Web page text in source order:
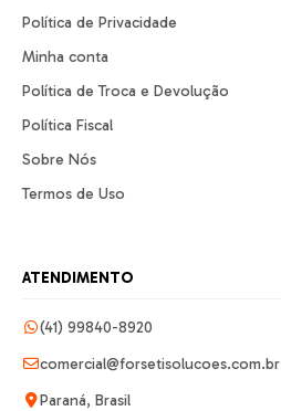
Política de Privacidade
Minha conta
Política de Troca e Devolução
Política Fiscal
Sobre Nós
Termos de Uso
ATENDIMENTO
(41) 99840-8920
comercial@forsetisolucoes.com.br
Paraná, Brasil